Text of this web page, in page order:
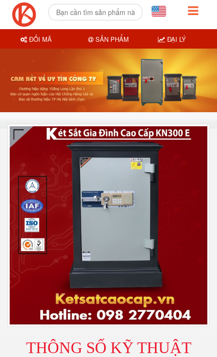
THÔNG SỐ KỸ THUẬT
ĐỔI MÃ SẢN PHẨM ĐẠI LÝ